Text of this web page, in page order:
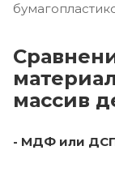
массив
- МДФ или